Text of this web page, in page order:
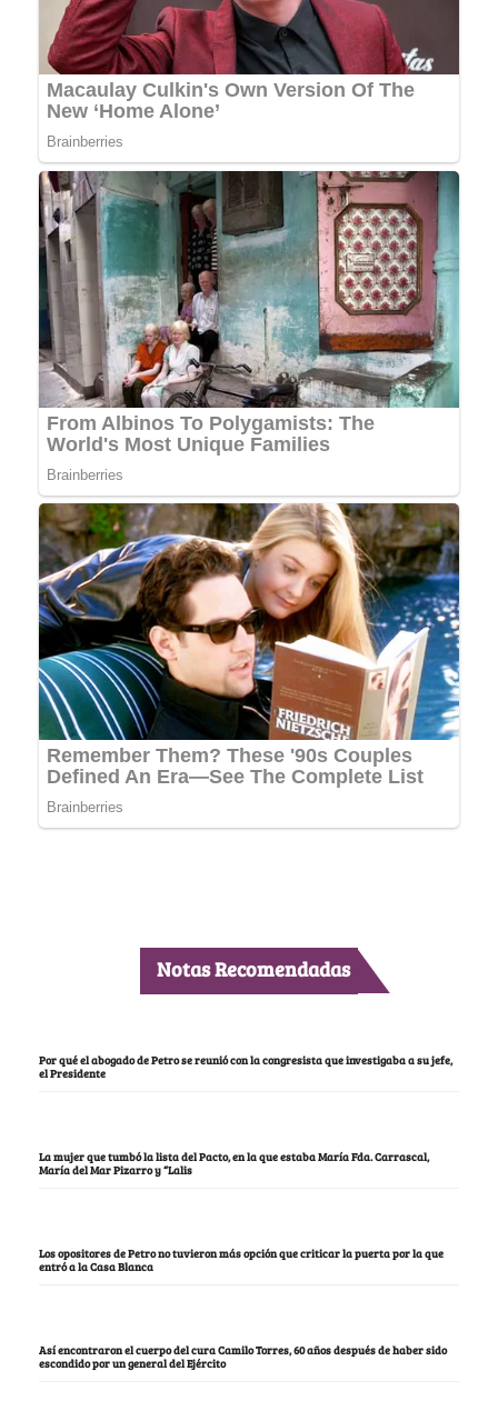
Notas Recomendadas
Por qué el abogado de Petro se reunió con la congresista que investigaba a su jefe,
el Presidente
La mujer que tumbó la lista del Pacto, en la que estaba María Fda. Carrascal,
María del Mar Pizarro y “Lalis
Los opositores de Petro no tuvieron más opción que criticar la puerta por la que
entró a la Casa Blanca
Así encontraron el cuerpo del cura Camilo Torres, 60 años después de haber sido
escondido por un general del Ejército